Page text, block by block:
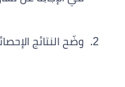
وضّح النتائج